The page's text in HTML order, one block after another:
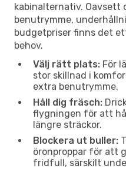
kabinalternativ. Oavsett
benutrymme,
budgetpriser finns det
behov.
Välj rätt plats: För
stor skillnad i
extra benutrymme.
Håll dig fräsch:
flygningen för att
längre sträckor.
Blockera ut buller:
öronproppar för att
fridfull, särskilt